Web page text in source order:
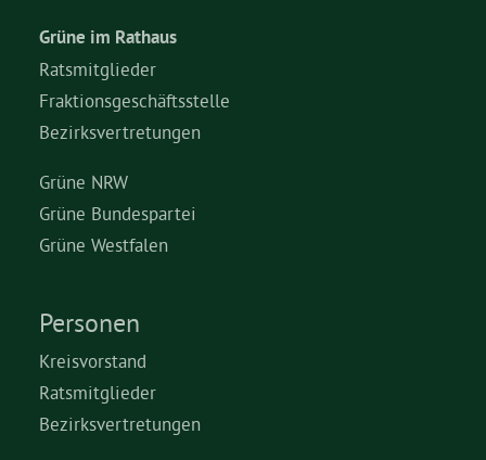
Grüne im Rathaus
Ratsmitglieder
Fraktionsgeschäftsstelle
Bezirksvertretungen
Grüne NRW
Grüne Bundespartei
Grüne Westfalen
Personen
Kreisvorstand
Ratsmitglieder
Bezirksvertretungen